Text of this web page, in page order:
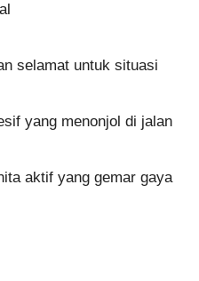
selamat untuk situasi
yang menonjol di jalan
aktif yang gemar gaya